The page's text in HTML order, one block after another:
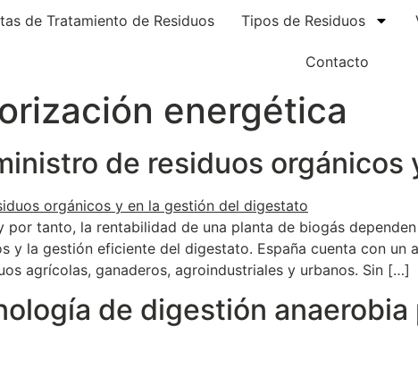
de Tratamiento de Residuos Tipos de Residuos
Contacto
energética
de residuos
por tanto, la rentabilidad de una planta de biogás
y la gestión eficiente del digestato. España cuenta con
agrícolas, ganaderos, agroindustriales y urbanos. Sin […]
de digestión